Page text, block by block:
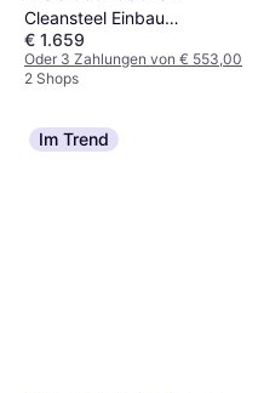
Cleansteel Einbau
Geschirrspüler 45 cm
€ 1.659
Oder 3 Zahlungen von € 553,00
2 Shops
Im Trend